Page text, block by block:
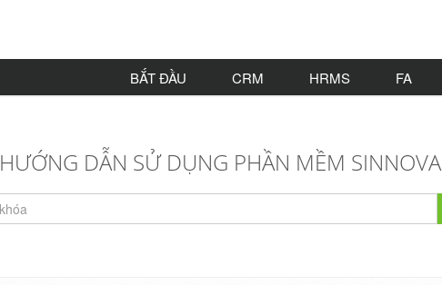
BẮT ĐẦU CRM HRMS FA
HƯỚNG DẪN SỬ DỤNG PHẦN MỀM SINNOVA